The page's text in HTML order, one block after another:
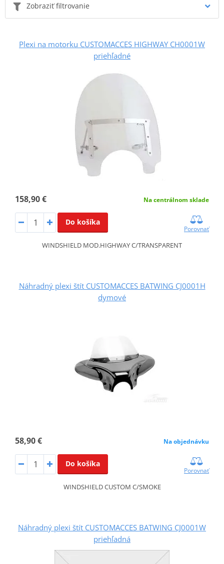
Zobraziť filtrovanie
Plexi na motorku CUSTOMACCES HIGHWAY CH0001W
priehľadné
158,90 € Na centrálnom sklade
Do košíka
Porovnať
WINDSHIELD MOD.HIGHWAY C/TRANSPARENT
Náhradný plexi štít CUSTOMACCES BATWING CJ0001H
dymové
58,90 € Na objednávku
Do košíka
Porovnať
WINDSHIELD CUSTOM C/SMOKE
Náhradný plexi štít CUSTOMACCES BATWING CJ0001W
priehľadná